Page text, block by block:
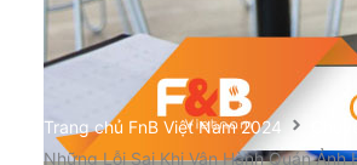
Trang chủ FnB Việt Nam 2024
Những Lỗi Sai Khi Vận Hành Quán